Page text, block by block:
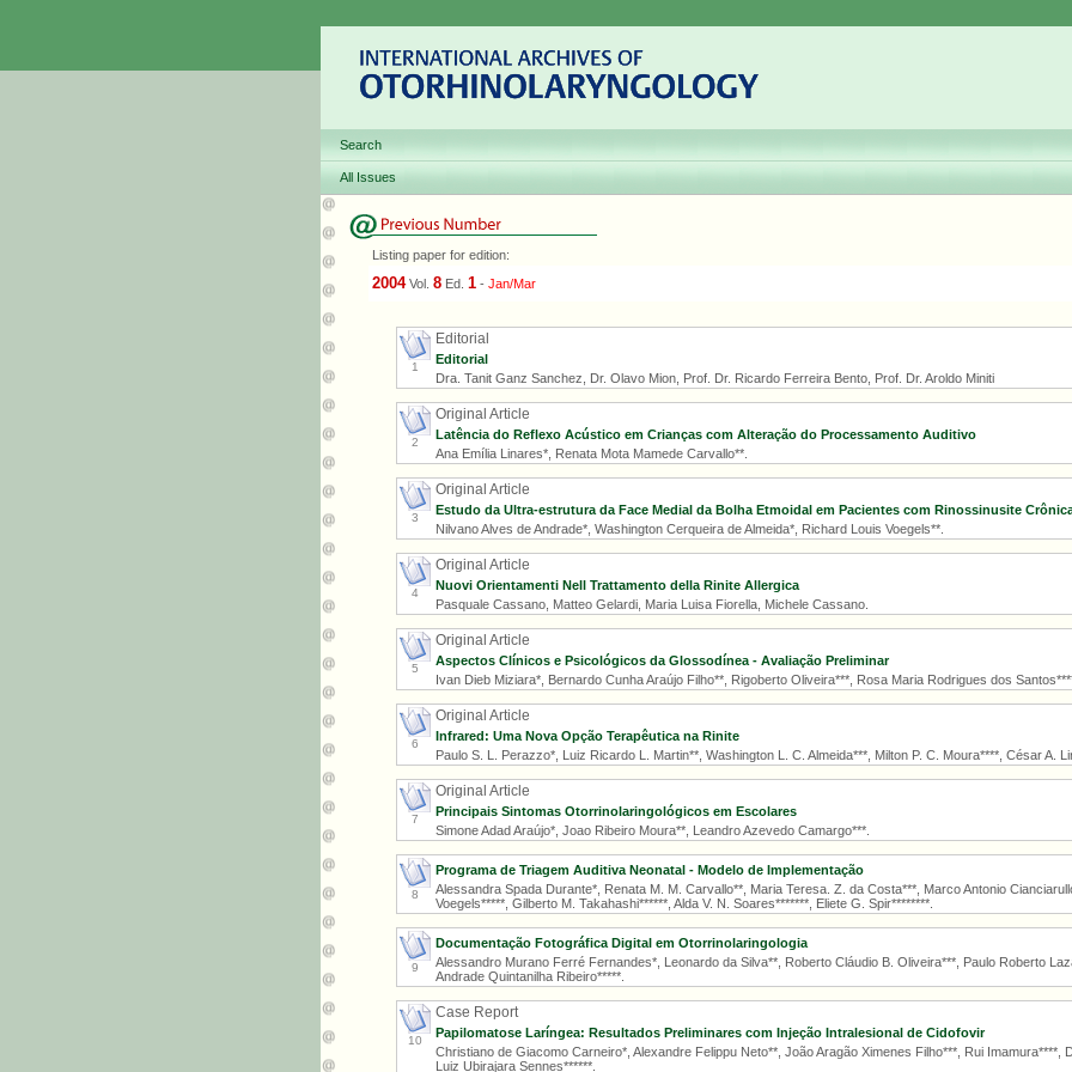
Search
All Issues
Listing paper for edition:
2004Vol. 8 Ed. 1 - Jan/Mar
1
Editorial
Editorial
Dra. Tanit Ganz Sanchez, Dr. Olavo Mion, Prof. Dr. Ricardo Ferreira Bento, Prof. Dr. Aroldo Miniti
2
Original Article
Latência do Reflexo Acústico em Crianças com Alteração do Processamento Auditivo
Ana Emília Linares*, Renata Mota Mamede Carvallo**.
3
Original Article
Estudo da Ultra-estrutura da Face Medial da Bolha Etmoidal em Pacientes com Rinossinusite
Nilvano Alves de Andrade*, Washington Cerqueira de Almeida*, Richard Louis Voegels**.
4
Original Article
Nuovi Orientamenti Nell Trattamento della Rinite Allergica
Pasquale Cassano, Matteo Gelardi, Maria Luisa Fiorella, Michele Cassano.
5
Original Article
Aspectos Clínicos e Psicológicos da Glossodínea - Avaliação Preliminar
Ivan Dieb Miziara*, Bernardo Cunha Araújo Filho**, Rigoberto Oliveira***, Rosa Maria Rodrigues dos
6
Original Article
Infrared: Uma Nova Opção Terapêutica na Rinite
Paulo S. L. Perazzo*, Luiz Ricardo L. Martin**, Washington L. C. Almeida***, Milton P. C. Moura****, César A.
7
Original Article
Principais Sintomas Otorrinolaringológicos em Escolares
Simone Adad Araújo*, Joao Ribeiro Moura**, Leandro Azevedo Camargo***.
8
Programa de Triagem Auditiva Neonatal - Modelo de Implementação
Alessandra Spada Durante*, Renata M. M. Carvallo**, Maria Teresa. Z. da Costa***, Marco Antonio
Voegels*****, Gilberto M. Takahashi******, Alda V. N. Soares*******, Eliete G. Spir********.
9
Documentação Fotográfica Digital em Otorrinolaringologia
Alessandro Murano Ferré Fernandes*, Leonardo da Silva**, Roberto Cláudio B. Oliveira***, Paulo Roberto
Andrade Quintanilha Ribeiro*****.
10
Case Report
Papilomatose Laríngea: Resultados Preliminares com Injeção Intralesional de Cidofovir
Christiano de Giacomo Carneiro*, Alexandre Felippu Neto**, João Aragão Ximenes Filho***, Rui Imamura****,
Luiz Ubirajara Sennes******.